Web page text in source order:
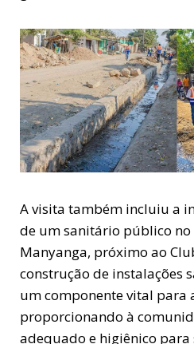
A visita também incluiu a
de um sanitário público no
Manyanga, próximo ao
construção de instalações
um componente vital para
proporcionando à
adequado e higiênico para